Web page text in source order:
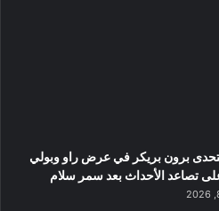
برون بريكر في عرض راو وبولي
تصاعد الأحداث بعد سمر سلام